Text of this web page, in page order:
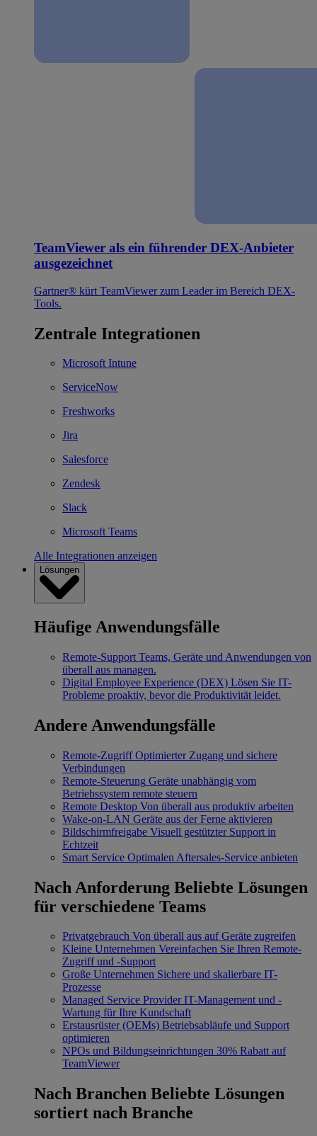
TeamViewer als ein führender DEX-Anbieter
ausgezeichnet
Gartner® kürt TeamViewer zum Leader im Bereich DEX-
Tools.
Zentrale Integrationen
Microsoft Intune
ServiceNow
Freshworks
Jira
Salesforce
Zendesk
Slack
Microsoft Teams
Alle Integrationen anzeigen
Lösungen
Häufige Anwendungsfälle
Remote-Support Teams, Geräte und Anwendungen von
überall aus managen.
Digital Employee Experience (DEX) Lösen Sie IT-
Probleme proaktiv, bevor die Produktivität leidet.
Andere Anwendungsfälle
Remote-Zugriff Optimierter Zugang und sichere
Verbindungen
Remote-Steuerung Geräte unabhängig vom
Betriebssystem remote steuern
Remote Desktop Von überall aus produktiv arbeiten
Wake-on-LAN Geräte aus der Ferne aktivieren
Bildschirmfreigabe Visuell gestützter Support in
Echtzeit
Smart Service Optimalen Aftersales-Service anbieten
Nach Anforderung Beliebte Lösungen
für verschiedene Teams
Privatgebrauch Von überall aus auf Geräte zugreifen
Kleine Unternehmen Vereinfachen Sie Ihren Remote-
Zugriff und -Support
Große Unternehmen Sichere und skalierbare IT-
Prozesse
Managed Service Provider IT-Management und -
Wartung für Ihre Kundschaft
Erstausrüster (OEMs) Betriebsabläufe und Support
optimieren
NPOs und Bildungseinrichtungen 30% Rabatt auf
TeamViewer
Nach Branchen Beliebte Lösungen
sortiert nach Branche